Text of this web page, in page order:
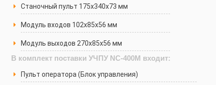
Станочный пульт 175х340х73 мм
Модуль входов 102х85х56 мм
Модуль выходов 270х85х56 мм
В комплект поставки УЧПУ NC-400M входит:
Пульт оператора (Блок управления)